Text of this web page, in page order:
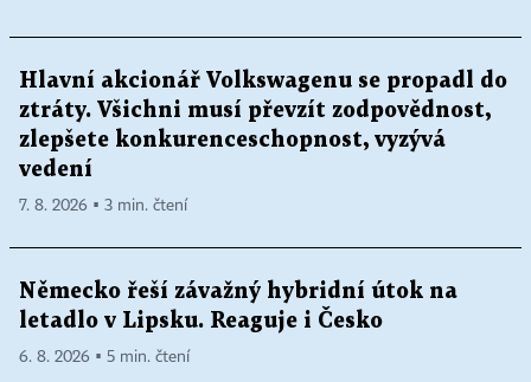
Hlavní akcionář Volkswagenu se propadl do
ztráty. Všichni musí převzít zodpovědnost,
zlepšete konkurenceschopnost, vyzývá
vedení
7. 8. 2026 ▪ 3 min. čtení
Německo řeší závažný hybridní útok na
letadlo v Lipsku. Reaguje i Česko
6. 8. 2026 ▪ 5 min. čtení